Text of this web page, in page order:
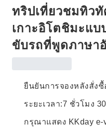
ทริปเที่ยวชมทิว
เกาะอิโตชิมะแ
ขับรถที่พูดภาษา
ยืนยันการจองหลังสั่งซื้
ระยะเวลา:7 ชั่วโมง
กรุณาแสดง KKday e-